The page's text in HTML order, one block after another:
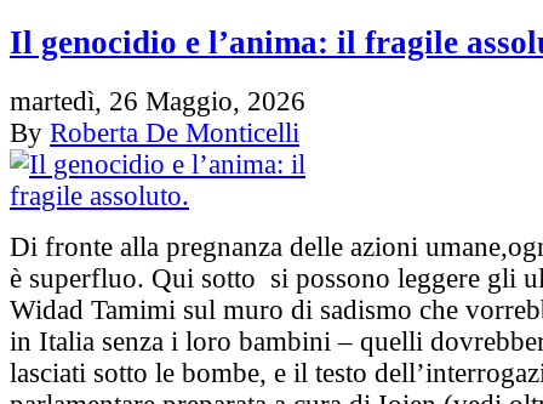
Il genocidio e l’anima: il fragile
martedì, 26 Maggio, 2026
By Roberta De Monticelli
Di fronte alla pregnanza delle azioni
è superfluo. Qui sotto si possono leggere gli
Widad Tamimi sul muro di sadismo che
in Italia senza i loro bambini – quelli
lasciati sotto le bombe, e il testo